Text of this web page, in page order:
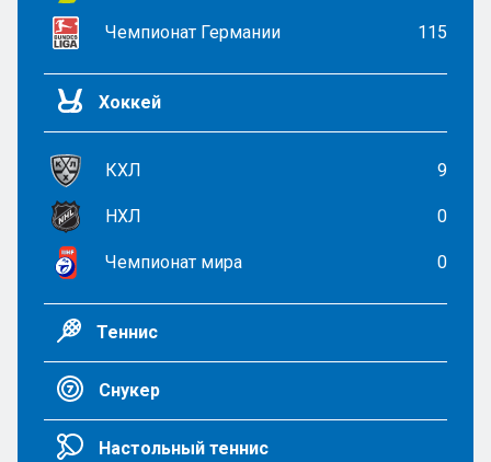
Чемпионат Германии 115
Хоккей
КХЛ 9
НХЛ 0
Чемпионат мира 0
Теннис
Снукер
Настольный теннис